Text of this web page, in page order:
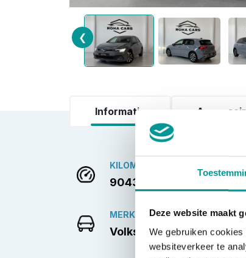
Deze website maakt
We gebruiken
websiteverkeer te
❮
Informatie
KILOMETERSTAND
90433
MERK
Volkswagen